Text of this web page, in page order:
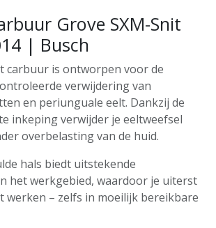
Grove SXM-Snit
| Busch
carbuur is ontworpen voor de
verwijdering van
en periunguale eelt. Dankzij de
inkeping verwijder je eeltweefsel
overbelasting van de huid.
hals biedt uitstekende
het werkgebied, waardoor je uiterst
werken – zelfs in moeilijk bereikbare